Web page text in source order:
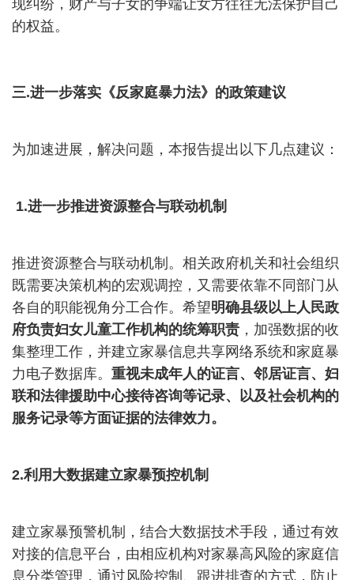
现纠纷，财产与子女的争端让女方往往无法保护自己
的权益。
三.进一步落实《反家庭暴力法》的政策建议
为加速进展，解决问题，本报告提出以下几点建议：
1.进一步推进资源整合与联动机制
推进资源整合与联动机制。相关政府机关和社会组织
既需要决策机构的宏观调控，又需要依靠不同部门从
各自的职能视角分工合作。希望明确县级以上人民政
府负责妇女儿童工作机构的统筹职责 ，加强数据的收
集整理工作，并建立家暴信息共享网络系统和家庭暴
力电子数据库。 重视未成年人的证言、邻居证言、妇
联和法律援助中心接待咨询等记录、以及社会机构的
服务记录等方面证据的法律效力。
2.利用大数据建立家暴预控机制
建立家暴预警机制，结合大数据技术手段，通过有效
对接的信息平台，由相应机构对家暴高风险的家庭信
息分类管理，通过风险控制、跟进排查的方式，防止